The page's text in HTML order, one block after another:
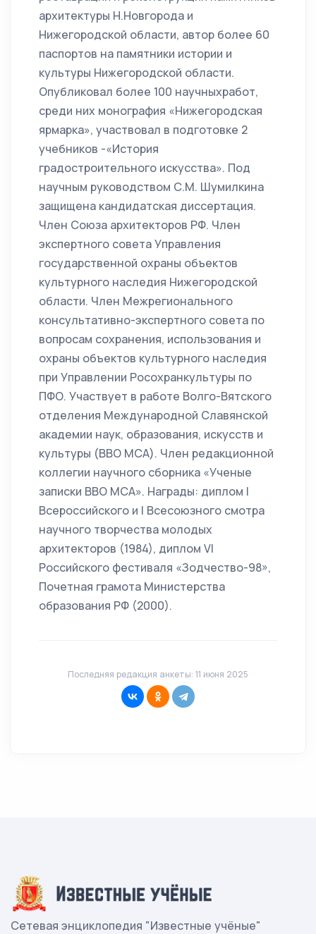
архитектуры Н.Новгорода и
Нижегородской области, автор более 60
паспортов на памятники истории и
культуры Нижегородской области.
Опубликовал более 100 научныхработ,
среди них монография «Нижегородская
ярмарка», участвовал в подготовке 2
учебников -«История
градостроительного искусства». Под
научным руководством С.М. Шумилкина
защищена кандидатская диссертация.
Член Союза архитекторов РФ. Член
экспертного совета Управления
государственной охраны объектов
культурного наследия Нижегородской
области. Член Межрегионального
консультативно-экспертного совета по
вопросам сохранения, использования и
охраны объектов культурного наследия
при Управлении Росохранкультуры по
ПФО. Участвует в работе Волго-Вятского
отделения Международной Славянской
академии наук, образования, искусств и
культуры (ВВО МСА). Член редакционной
коллегии научного сборника «Ученые
записки ВВО МСА». Награды: диплом I
Всероссийского и I Всесоюзного смотра
научного творчества молодых
архитекторов (1984), диплом VI
Российского фестиваля «Зодчество-98»,
Почетная грамота Министерства
образования РФ (2000).
Последняя редакция анкеты: 11 июня 2025
Сетевая энциклопедия "Известные учёные"